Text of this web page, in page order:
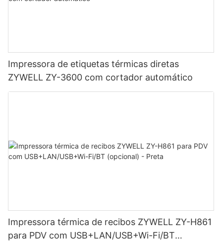
Impressora de etiquetas térmicas diretas
ZYWELL ZY-3600 com cortador automático
Impressora térmica de recibos ZYWELL ZY-H861
para PDV com USB+LAN/USB+Wi-Fi/BT